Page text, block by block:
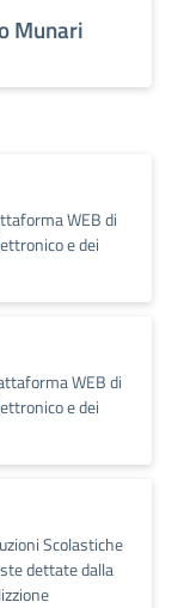
Munari
WEB di
e dei
WEB di
e dei
Scolastiche
dettate dalla